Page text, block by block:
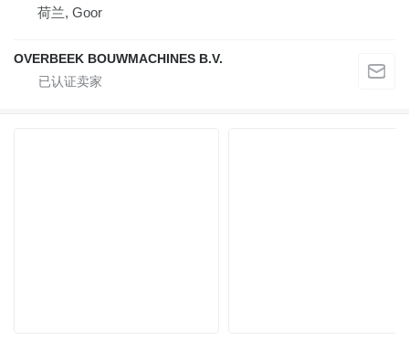
荷兰, Goor
OVERBEEK BOUWMACHINES B.V.